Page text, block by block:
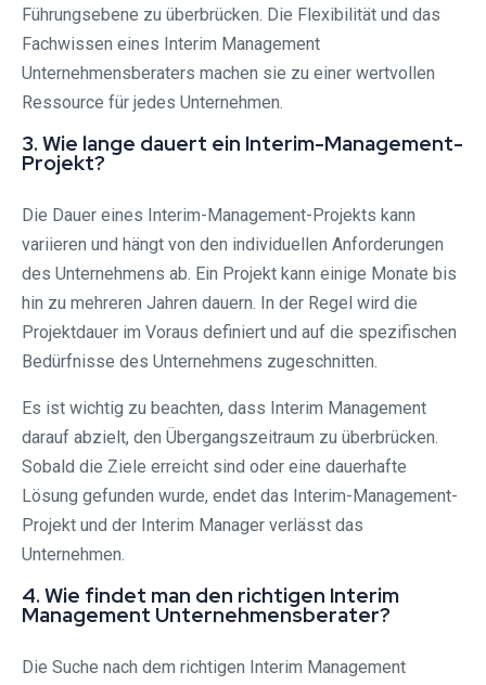
Führungsebene zu überbrücken. Die Flexibilität und das
Fachwissen eines Interim Management
Unternehmensberaters machen sie zu einer wertvollen
Ressource für jedes Unternehmen.
3. Wie lange dauert ein Interim-Management-
Projekt?
Die Dauer eines Interim-Management-Projekts kann
variieren und hängt von den individuellen Anforderungen
des Unternehmens ab. Ein Projekt kann einige Monate bis
hin zu mehreren Jahren dauern. In der Regel wird die
Projektdauer im Voraus definiert und auf die spezifischen
Bedürfnisse des Unternehmens zugeschnitten.
Es ist wichtig zu beachten, dass Interim Management
darauf abzielt, den Übergangszeitraum zu überbrücken.
Sobald die Ziele erreicht sind oder eine dauerhafte
Lösung gefunden wurde, endet das Interim-Management-
Projekt und der Interim Manager verlässt das
Unternehmen.
4. Wie findet man den richtigen Interim
Management Unternehmensberater?
Die Suche nach dem richtigen Interim Management